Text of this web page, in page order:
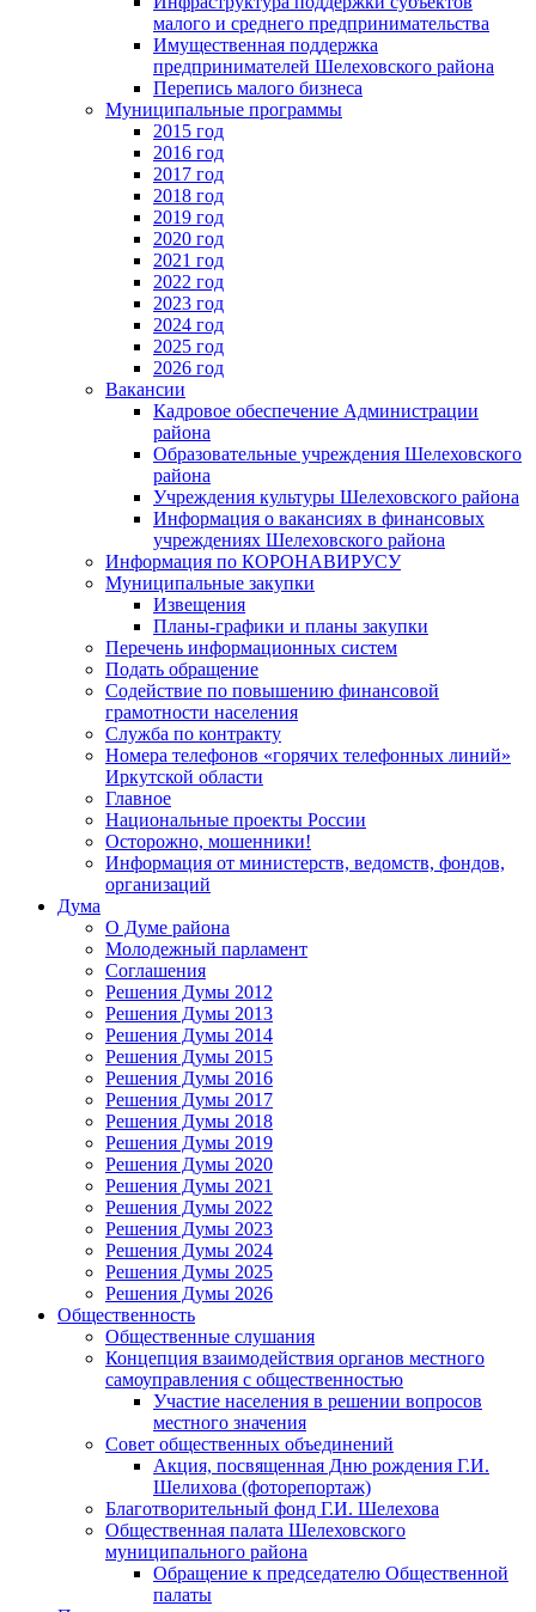
малого и среднего предпринимательства
Имущественная поддержка
предпринимателей Шелеховского района
Перепись малого бизнеса
Муниципальные программы
2015 год
2016 год
2017 год
2018 год
2019 год
2020 год
2021 год
2022 год
2023 год
2024 год
2025 год
2026 год
Вакансии
Кадровое обеспечение Администрации
района
Образовательные учреждения Шелеховского
района
Учреждения культуры Шелеховского района
Информация о вакансиях в финансовых
учреждениях Шелеховского района
Информация по КОРОНАВИРУСУ
Муниципальные закупки
Извещения
Планы-графики и планы закупки
Перечень информационных систем
Подать обращение
Содействие по повышению финансовой
грамотности населения
Служба по контракту
Номера телефонов «горячих телефонных линий»
Иркутской области
Главное
Национальные проекты России
Осторожно, мошенники!
Информация от министерств, ведомств, фондов,
организаций
Дума
О Думе района
Молодежный парламент
Соглашения
Решения Думы 2012
Решения Думы 2013
Решения Думы 2014
Решения Думы 2015
Решения Думы 2016
Решения Думы 2017
Решения Думы 2018
Решения Думы 2019
Решения Думы 2020
Решения Думы 2021
Решения Думы 2022
Решения Думы 2023
Решения Думы 2024
Решения Думы 2025
Решения Думы 2026
Общественность
Общественные слушания
Концепция взаимодействия органов местного
самоуправления с общественностью
Участие населения в решении вопросов
местного значения
Совет общественных объединений
Акция, посвященная Дню рождения Г.И.
Шелихова (фоторепортаж)
Благотворительный фонд Г.И. Шелехова
Общественная палата Шелеховского
муниципального района
Обращение к председателю Общественной
палаты